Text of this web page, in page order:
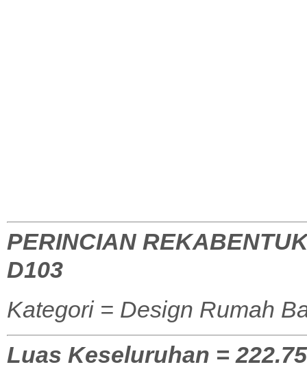
PERINCIAN
D103
Kategori = Design Rumah
Luas Keseluruhan =